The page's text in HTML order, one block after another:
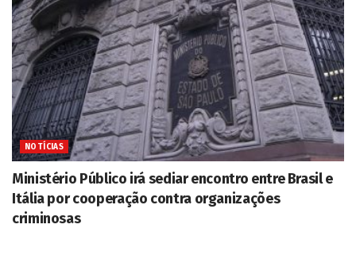
NOTÍCIAS
Ministério Público irá sediar encontro entre Brasil e
Itália por cooperação contra organizações
criminosas